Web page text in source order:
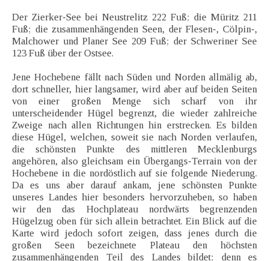
Der Zierker-See bei Neustrelitz 222 Fuß; die Müritz 211
Fuß; die zusammenhängenden Seen, der Flesen-, Cölpin-,
Malchower und Planer See 209 Fuß; der Schweriner See
123 Fuß über der Ostsee.
Jene Hochebene fällt nach Süden und Norden allmälig ab,
dort schneller, hier langsamer, wird aber auf beiden Seiten
von einer großen Menge sich scharf von ihr
unterscheidender Hügel begrenzt, die wieder zahlreiche
Zweige nach allen Richtungen hin erstrecken. Es bilden
diese Hügel, welchen, soweit sie nach Norden verlaufen,
die schönsten Punkte des mittleren Mecklenburgs
angehören, also gleichsam ein Übergangs-Terrain von der
Hochebene in die nordöstlich auf sie folgende Niederung.
Da es uns aber darauf ankam, jene schönsten Punkte
unseres Landes hier besonders hervorzuheben, so haben
wir den das Hochplateau nordwärts begrenzenden
Hügelzug oben für sich allein betrachtet. Ein Blick auf die
Karte wird jedoch sofort zeigen, dass jenes durch die
großen Seen bezeichnete Plateau den höchsten
zusammenhängenden Teil des Landes bildet; denn es